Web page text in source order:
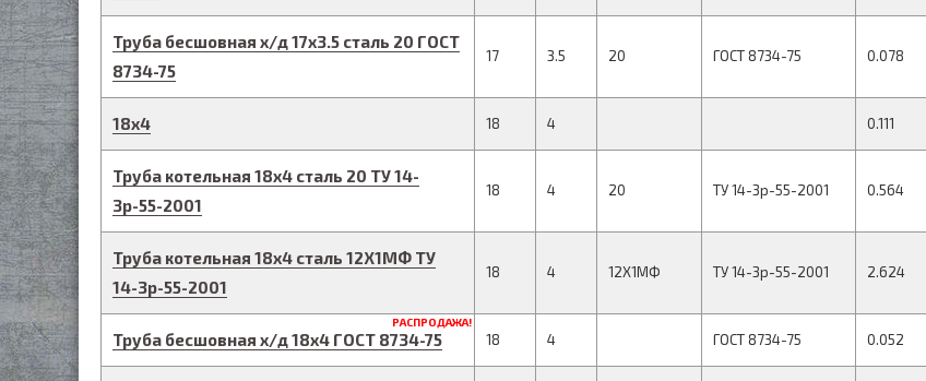
Труба бесшовная х/д17х3.5 сталь 20 ГОСТ
8734-75
17 3.5 20 ГОСТ 8734-75 0.078
18х4 18 4 0.111
Труба котельная 18х4 сталь 20 ТУ 14-
3р-55-2001
18 4 20 ТУ 14-3р-55-2001 0.564
Труба котельная 18х4 сталь 12Х1МФ ТУ
14-3р-55-2001
18 4 12Х1МФ ТУ 14-3р-55-2001 2.624
РАСПРОДАЖА!
Труба бесшовная х/д18х4 ГОСТ 8734-75 18 4 ГОСТ 8734-75 0.052